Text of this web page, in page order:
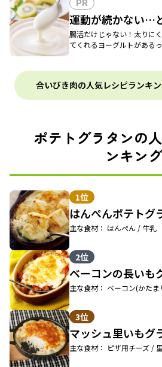
PR
運動が続かない…
腸活だけじゃない！太りに
てくれるヨーグルトがある
合いびき肉の人気レシピランキ
ポテトグラタンの
ンキング
1位
はんぺんポテトグ
主な食材： はんぺん / 牛乳
2位
ベーコンの長いも
主な食材： ベーコン(かた
3位
マッシュ里いもグ
主な食材： ピザ用チーズ /